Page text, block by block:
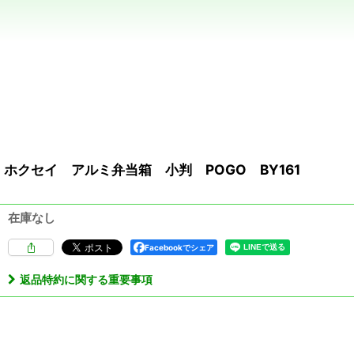
ホクセイ アルミ弁当箱 小判 POGO BY161
在庫なし
Facebookでシェア
返品特約に関する重要事項